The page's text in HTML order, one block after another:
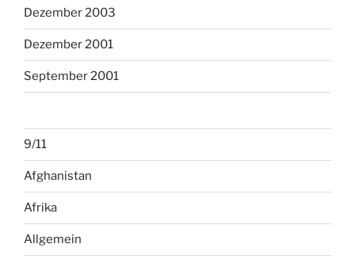
Dezember 2003
Dezember 2001
September 2001
9/11
Afghanistan
Afrika
Allgemein